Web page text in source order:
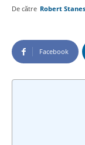
De către Robert
Facebook